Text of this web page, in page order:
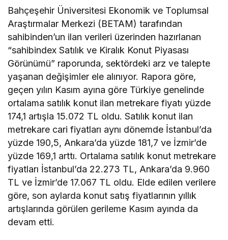
Bahçeşehir Üniversitesi Ekonomik ve Toplumsal
Araştırmalar Merkezi (BETAM) tarafından
sahibinden’un ilan verileri üzerinden hazırlanan
“sahibindex Satılık ve Kiralık Konut Piyasası
Görünümü” raporunda, sektördeki arz ve talepte
yaşanan değişimler ele alınıyor. Rapora göre,
geçen yılın Kasım ayına göre Türkiye genelinde
ortalama satılık konut ilan metrekare fiyatı yüzde
174,1 artışla 15.072 TL oldu. Satılık konut ilan
metrekare cari fiyatları aynı dönemde İstanbul’da
yüzde 190,5, Ankara’da yüzde 181,7 ve İzmir’de
yüzde 169,1 arttı. Ortalama satılık konut metrekare
fiyatları İstanbul’da 22.273 TL, Ankara’da 9.960
TL ve İzmir’de 17.067 TL oldu. Elde edilen verilere
göre, son aylarda konut satış fiyatlarının yıllık
artışlarında görülen gerileme Kasım ayında da
devam etti.